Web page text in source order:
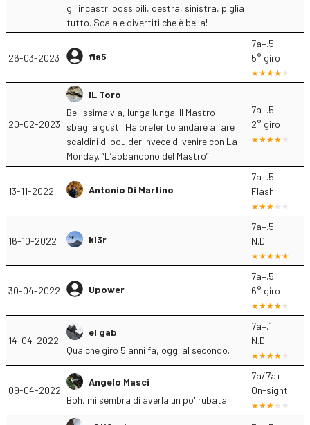
gli incastri possibili, destra, sinistra, piglia
tutto. Scala e divertiti che è bella!
26-03-2023 fla5
7a+.5
5° giro
20-02-2023
IL Toro
Bellissima via, lunga lunga. Il Mastro
sbaglia gusti. Ha preferito andare a fare
scaldini di boulder invece di venire con La
Monday. “L’abbandono del Mastro”
7a+.5
2° giro
13-11-2022 Antonio Di Martino
7a+.5
Flash
16-10-2022 kl3r
7a+.5
N.D.
30-04-2022 Upower
7a+.5
6° giro
14-04-2022
el gab
Qualche giro 5 anni fa, oggi al secondo.
7a+.1
N.D.
09-04-2022
Angelo Masci
Boh, mi sembra di averla un po' rubata
7a/7a+
On-sight